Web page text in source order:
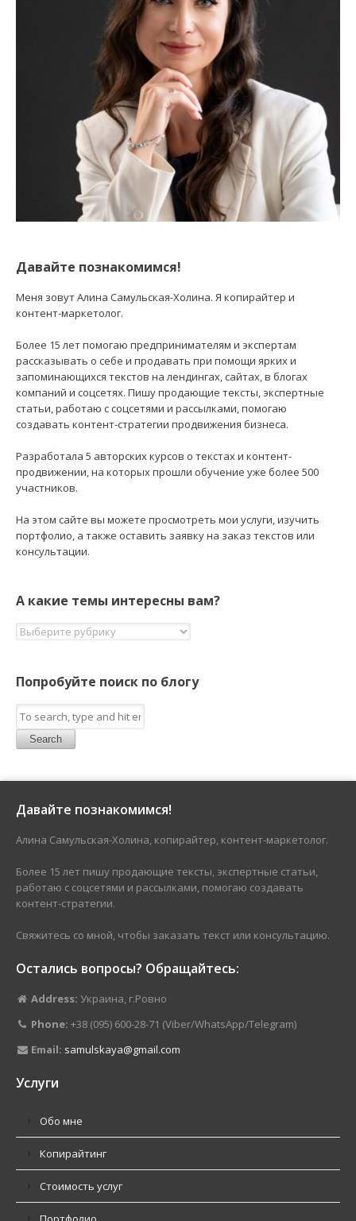
Давайте познакомимся!
Меня зовут Алина Самульская-Холина. Я копирайтер и
контент-маркетолог.
Более 15 лет помогаю предпринимателям и экспертам
рассказывать о себе и продавать при помощи ярких и
запоминающихся текстов на лендингах, сайтах, в блогах
компаний и соцсетях. Пишу продающие тексты, экспертные
статьи, работаю с соцсетями и рассылками, помогаю
создавать контент-стратегии продвижения бизнеса.
Разработала 5 авторских курсов о текстах и контент-
продвижении, на которых прошли обучение уже более 500
участников.
На этом сайте вы можете просмотреть мои услуги, изучить
портфолио, а также оставить заявку на заказ текстов или
консультации.
А какие темы интересны вам?
Попробуйте поиск по блогу
Search
Давайте познакомимся!
Алина Самульская-Холина, копирайтер, контент-маркетолог.
Более 15 лет пишу продающие тексты, экспертные статьи,
работаю с соцсетями и рассылками, помогаю создавать
контент-стратегии.
Свяжитесь со мной, чтобы заказать текст или консультацию.
Остались вопросы? Обращайтесь:
Address: Украина, г.Ровно
Phone: +38 (095) 600-28-71 (Viber/WhatsApp/Telegram)
Email: samulskaya@gmail.com
Услуги
Обо мне
Копирайтинг
Стоимость услуг